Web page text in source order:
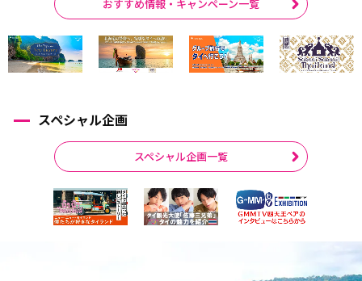
おすすめ情報・キャンペーン一覧
スペシャル企画
スペシャル企画一覧